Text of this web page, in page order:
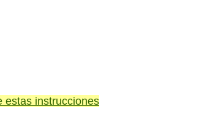
estas instrucciones